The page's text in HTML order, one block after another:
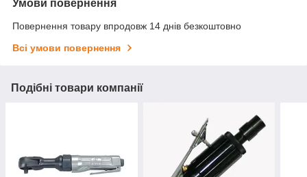
Умови повернення
Повернення товару впродовж 14 днів безкоштовно
Всі умови повернення
Подібні товари компанії